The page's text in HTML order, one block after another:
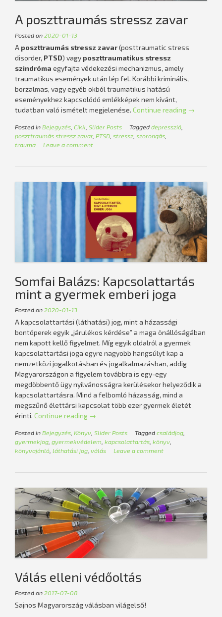
A poszttraumás stressz zavar
Posted on2020-01-13
A poszttraumás stressz zavar(posttraumatic stress
disorder, PTSD) vagy poszttraumatikus stressz
szindróma egyfajta védekezési mechanizmus, amely
traumatikus események után lép fel. Korábbi kriminális,
borzalmas, vagy egyéb okból traumatikus hatású
eseményekhez kapcsolódó emlékképek nem kívánt,
tudatban való ismételt megjelenése. Continue reading „A
→
Posted inBejegyzés, Cikk, Slider Posts Taggeddepresszió,
poszttraumás stressz zavar, PTSD, stressz, szorongás,
trauma
Leave a comment
Somfai Balázs: Kapcsolattartás
mint a gyermek emberi joga
Posted on2020-01-13
A kapcsolattartási (láthatási) jog, mint a házassági
bontóperek egyik „járulékos kérdése” a maga önállóságában
nem kapott kellő figyelmet. Míg egyik oldalról a gyermek
kapcsolattartási joga egyre nagyobb hangsúlyt kap a
nemzetközi jogalkotásban és jogalkalmazásban, addig
Magyarországon a figyelem továbbra is egy-egy
megdöbbentő ügy nyilvánosságra kerülésekor helyeződik a
kapcsolattartásra. Mind a felbomló házasság, mind a
megszűnő élettársi kapcsolat több ezer gyermek életét
érinti. Continue reading „Somfai
Kapcsolattartás
mint
joga”
→
Posted inBejegyzés Könyv Slider Posts Taggedcsaládjog
gyermekjog gyermekvédelem kapcsolattartás könyv
könyvajánló láthatási jog válás Leave a comment
Válás elleni védőoltás
Posted on2017-07-08
Sajnos Magyarország válásban világelső!